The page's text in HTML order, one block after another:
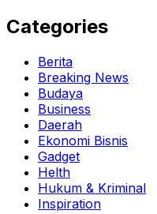
Categories
Berita
Breaking News
Budaya
Business
Daerah
Ekonomi Bisnis
Gadget
Helth
Hukum & Kriminal
Inspiration